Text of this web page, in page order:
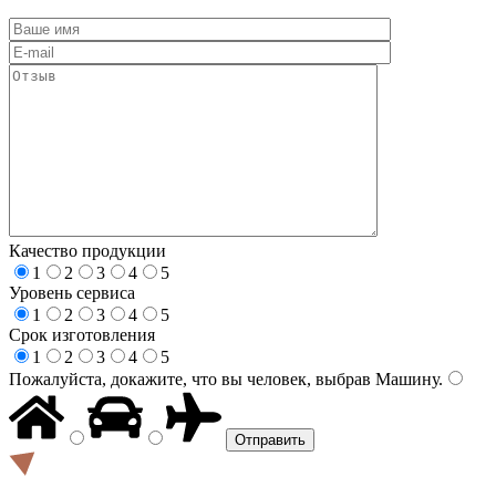
Качество продукции
1
2 3 4
5
Уровень сервиса
1
2 3 4
5
Срок изготовления
1
2 3 4
5
Пожалуйста, докажите, что вы человек, выбрав Машину.